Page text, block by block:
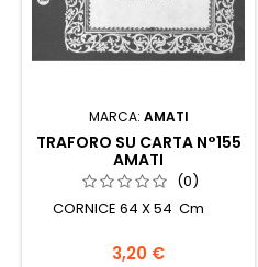
MARCA: AMATI
TRAFORO SU CARTA N°155
AMATI
(0)
CORNICE 64 X 54 Cm
3,20 €